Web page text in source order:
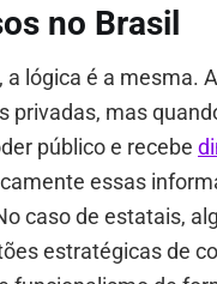
no Brasil
a lógica é a mesma. A
privadas, mas
público e recebe
essas
caso de estatais,
estratégicas de